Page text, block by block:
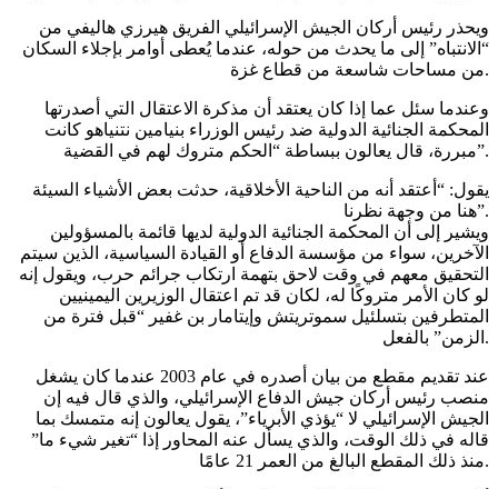
ويحذر رئيس أركان الجيش الإسرائيلي الفريق هيرزي هاليفي من
“الانتباه” إلى ما يحدث من حوله، عندما يُعطى أوامر بإجلاء السكان
من مساحات شاسعة من قطاع غزة.
وعندما سئل عما إذا كان يعتقد أن مذكرة الاعتقال التي أصدرتها
المحكمة الجنائية الدولية ضد رئيس الوزراء بنيامين نتنياهو كانت
مبررة، قال يعالون ببساطة “الحكم متروك لهم في القضية”.
يقول: “أعتقد أنه من الناحية الأخلاقية، حدثت بعض الأشياء السيئة
هنا من وجهة نظرنا”.
ويشير إلى أن المحكمة الجنائية الدولية لديها قائمة بالمسؤولين
الآخرين، سواء من مؤسسة الدفاع أو القيادة السياسية، الذين سيتم
التحقيق معهم في وقت لاحق بتهمة ارتكاب جرائم حرب، ويقول إنه
لو كان الأمر متروكًا له، لكان قد تم اعتقال الوزيرين اليمينيين
المتطرفين بتسلئيل سموتريتش وإيتامار بن غفير “قبل فترة من
الزمن” بالفعل.
عند تقديم مقطع من بيان أصدره في عام 2003 عندما كان يشغل
منصب رئيس أركان جيش الدفاع الإسرائيلي، والذي قال فيه إن
الجيش الإسرائيلي لا “يؤذي الأبرياء”، يقول يعالون إنه متمسك بما
قاله في ذلك الوقت، والذي يسأل عنه المحاور إذا “تغير شيء ما”
منذ ذلك المقطع البالغ من العمر 21 عامًا.